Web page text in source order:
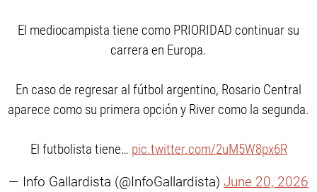
El mediocampista tiene como PRIORIDAD continuar su
carrera en Europa.
En caso de regresar al fútbol argentino, Rosario Central
aparece como su primera opción y River como la segunda.
El futbolista tiene… pic.twitter.com/2uM5W8px6R
— Info Gallardista (@InfoGallardista) June 20, 2026